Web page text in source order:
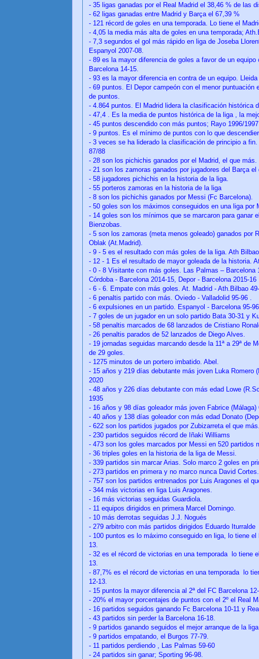
- 35 ligas ganadas por el Real Madrid el 38,46 % de las
- 62 ligas ganadas entre Madrid y Barça el 67,39 %
- 121 récord de goles en una temporada. Lo tiene el
- 4,05 la media más alta de goles en una temporada;
- 7,3 segundos el gol más rápido en liga de Joseba
Espanyol 2007-08.
- 89 es la mayor diferencia de goles a favor de un
Barcelona 14-15.
- 93 es la mayor diferencia en contra de un equipo.
- 69 puntos. El Depor campeón con el menor puntuación
de puntos.
- 4.864 puntos. El Madrid lidera la clasificación histórica
- 47,4 . Es la media de puntos histórica de la liga , la
- 45 puntos descendido con más puntos; Rayo 1996/1997
- 9 puntos. Es el mínimo de puntos con lo que
- 3 veces se ha liderado la clasificación de principio a
87/88
- 28 son los pichichis ganados por el Madrid, el que más.
- 21 son los zamoras ganados por jugadores del Barça el
- 58 jugadores pichichis en la historia de la liga.
- 55 porteros zamoras en la historia de la liga
- 8 son los pichichis ganados por Messi (Fc Barcelona).
- 50 goles son los máximos conseguidos en una liga por
- 14 goles son los mínimos que se marcaron para ganar
Bienzobas.
- 5 son los zamoras (meta menos goleado) ganados por
Oblak (At.Madrid).
- 9 - 5 es el resultado con más goles de la liga. Ath
- 12 - 1 Es el resultado de mayor goleada de la historia.
- 0 - 8 Visitante con más goles. Las Palmas – Barcelona
Córdoba - Barcelona 2014-15, Depor - Barcelona 2015-16
- 6 - 6. Empate con más goles. At. Madrid - Ath.Bilbao 49-
- 6 penaltis partido con más. Oviedo - Valladolid 95-96 .
- 6 expulsiones en un partido. Espanyol - Barcelona 95-96.
- 7 goles de un jugador en un solo partido Bata 30-31 y
- 58 penaltis marcados de 68 lanzados de Cristiano
- 26 penaltis parados de 52 lanzados de Diego Alves.
- 19 jornadas seguidas marcando desde la 11ª a 29ª de
de 29 goles.
- 1275 minutos de un portero imbatido. Abel.
- 15 años y 219 días debutante más joven Luka Romero
2020
- 48 años y 226 días debutante con más edad Lowe
1935
- 16 años y 98 días goleador más joven Fabrice (Málaga)
- 40 años y 138 días goleador con más edad Donato
- 622 son los partidos jugados por Zubizarreta el que más.
- 230 partidos seguidos récord de Iñaki Williams
- 473 son los goles marcados por Messi en 520 partidos
- 36 triples goles en la historia de la liga de Messi.
- 339 partidos sin marcar Arias. Solo marco 2 goles en
- 273 partidos en primera y no marco nunca David Cortes.
- 757 son los partidos entrenados por Luis Aragones el
- 344 más victorias en liga Luis Aragones.
- 16 más victorias seguidas Guardiola.
- 11 equipos dirigidos en primera Marcel Domingo.
- 10 más derrotas seguidas J.J. Nogués
- 279 arbitro con más partidos dirigidos Eduardo Iturralde
- 100 puntos es lo máximo conseguido en liga, lo tiene
13.
- 32 es el récord de victorias en una temporada lo tiene
13.
- 87,7% es el récord de victorias en una temporada lo
12-13.
- 15 puntos la mayor diferencia al 2ª del FC Barcelona
- 20% el mayor porcentajes de puntos con el 2º el Real
- 16 partidos seguidos ganando Fc Barcelona 10-11 y
- 43 partidos sin perder la Barcelona 16-18.
- 9 partidos ganando seguidos el mejor arranque de la
- 9 partidos empatando, el Burgos 77-79.
- 11 partidos perdiendo , Las Palmas 59-60
- 24 partidos sin ganar; Sporting 96-98.